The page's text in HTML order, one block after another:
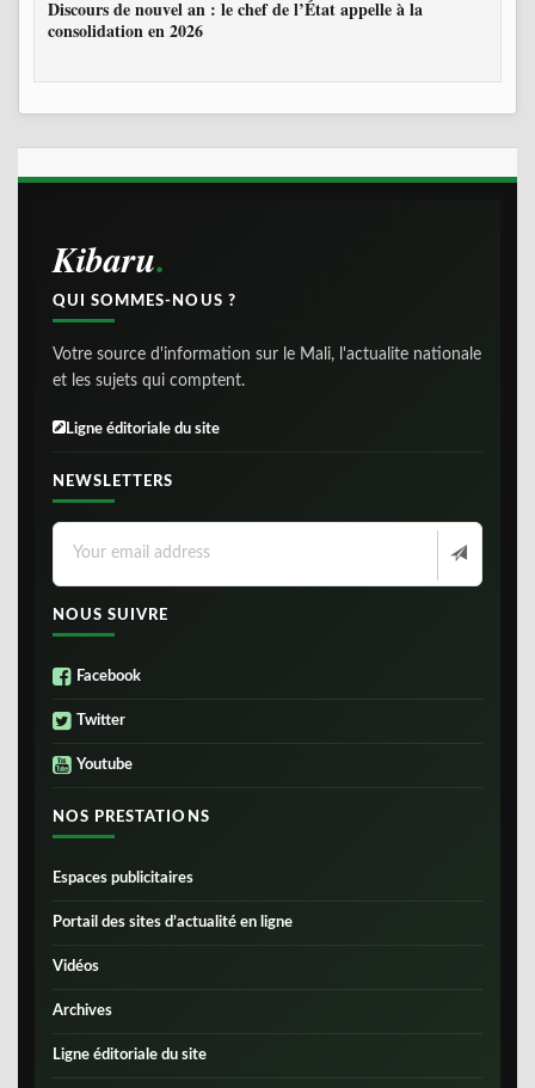
Discours de nouvel an : le chef de l’État appelle à la
consolidation en 2026
Kibaru
QUI SOMMES-NOUS ?
Votre source d'information sur le Mali, l'actualite nationale
et les sujets qui comptent.
Ligne éditoriale du site
NEWSLETTERS
NOUS SUIVRE
Facebook
Twitter
Youtube
NOS PRESTATIONS
Espaces publicitaires
Portail des sites d’actualité en ligne
Vidéos
Archives
Ligne éditoriale du site